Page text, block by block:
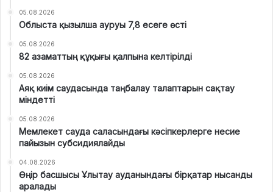
05.08.2026
Облыста қызылша ауруы 7,8 есеге өсті
05.08.2026
82 азаматтың құқығы қалпына келтірілді
05.08.2026
Аяқ киім саудасында таңбалау талаптарын сақтау
міндетті
05.08.2026
Мемлекет сауда саласындағы кәсіпкерлерге несие
пайызын субсидиялайды
04.08.2026
Өңір басшысы Ұлытау ауданындағы бірқатар нысанды
аралады